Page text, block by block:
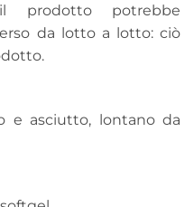
prodotto potrebbe
da lotto a lotto: ciò
e asciutto, lontano da